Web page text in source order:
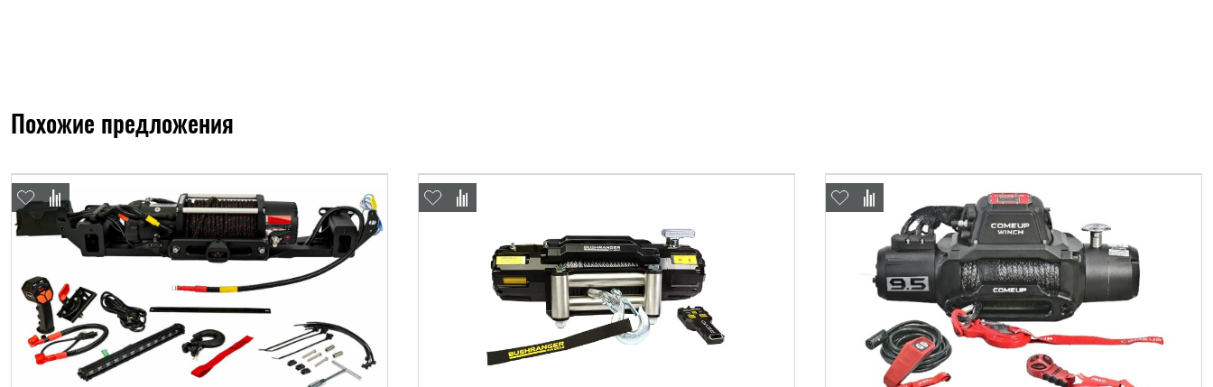
Похожие предложения
Обратная связь
Имя*
Выкуп авто
ФИО* Заявка на оценку